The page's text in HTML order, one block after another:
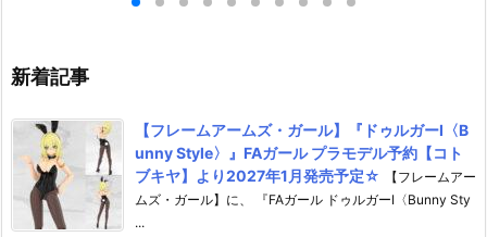
新着記事
【フレームアームズ・ガール】『ドゥルガーI〈B
unny Style〉』FAガール プラモデル予約【コト
ブキヤ】より2027年1月発売予定☆
【フレームアー
ムズ・ガール】に、 『FAガール ドゥルガーI〈Bunny Sty
...